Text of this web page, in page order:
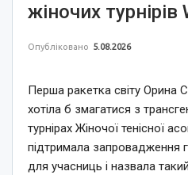
жіночих турнірів
Опубліковано 5.08.2026
Перша ракетка світу Орина
хотіла б змагатися з
турнірах Жіночої тенісної
підтримала запровадження
для учасниць і назвала